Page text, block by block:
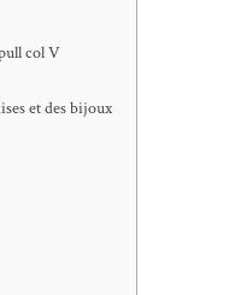
col V
et des bijoux